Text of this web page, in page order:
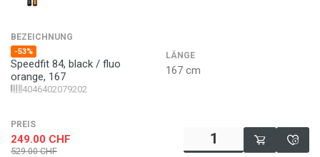
BEZEICHNUNG
-53%
Speedfit 84, black / fluo
orange, 167
4046402079202
LÄNGE
167 cm
PREIS
249.00 CHF
529.00 CHF